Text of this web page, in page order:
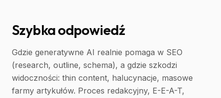
Szybka odpowiedź
Gdzie generatywne AI realnie pomaga w SEO
(research, outline, schema), a gdzie szkodzi
widoczności: thin content, halucynacje, masowe
farmy artykułów. Proces redakcyjny, E-E-A-T,